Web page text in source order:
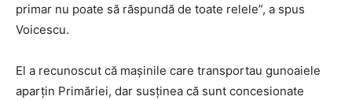
primar nu poate să răspundă de toate relele”, a spus
Voicescu.
El a recunoscut că mașinile care transportau gunoaiele
aparțin Primăriei, dar susținea că sunt concesionate